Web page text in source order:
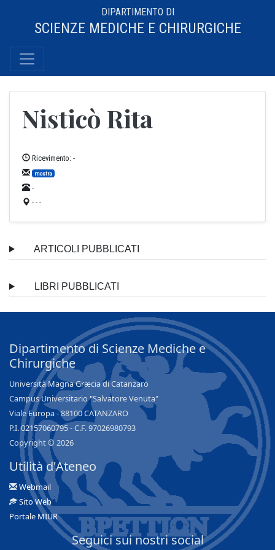
DIPARTIMENTO DI
SCIENZE MEDICHE E CHIRURGICHE
Nisticò Rita
Ricevimento: -
mostra
-
- - -
ARTICOLI PUBBLICATI
LIBRI PUBBLICATI
Dipartimento di Scienze Mediche e
Chirurgiche
Università Magna Græcia di Catanzaro
Campus Universitario "Salvatore Venuta"
Viale Europa - 88100 CATANZARO
P.I. 02157060795 - C.F. 97026980793
Copyright © 2026
Utilità d'Ateneo
Webmail
Sito Web
Portale MIUR
Seguici sui nostri social